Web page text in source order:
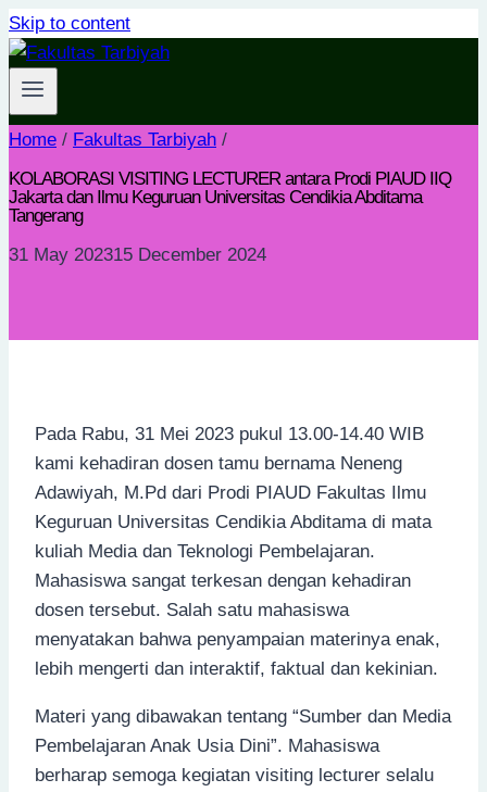
Skip to content
Home / Fakultas Tarbiyah /
KOLABORASI VISITING LECTURER antara Prodi PIAUD IIQ
Jakarta dan Ilmu Keguruan Universitas Cendikia Abditama
Tangerang
31 May 202315 December 2024
Pada Rabu, 31 Mei 2023 pukul 13.00-14.40 WIB
kami kehadiran dosen tamu bernama Neneng
Adawiyah, M.Pd dari Prodi PIAUD Fakultas Ilmu
Keguruan Universitas Cendikia Abditama di mata
kuliah Media dan Teknologi Pembelajaran.
Mahasiswa sangat terkesan dengan kehadiran
dosen tersebut. Salah satu mahasiswa
menyatakan bahwa penyampaian materinya enak,
lebih mengerti dan interaktif, faktual dan kekinian.
Materi yang dibawakan tentang “Sumber dan Media
Pembelajaran Anak Usia Dini”. Mahasiswa
berharap semoga kegiatan visiting lecturer selalu